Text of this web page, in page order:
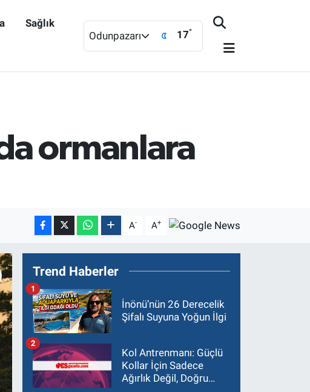
Sağlık
Odunpazarı 17°
ormanlara
A- A+
Trend Haberler
İnönü’nün 26 Derecelik
Şifalı Suyuna Yoğun İlgi
1
Kol Antrenmanı: Güçlü
Kollar İçin Sadece
Ağırlık Değil, Doğru
2